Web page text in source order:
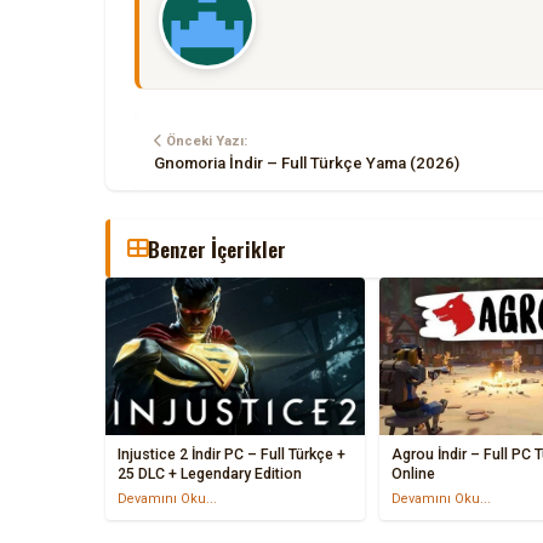
Önceki Yazı:
Gnomoria İndir – Full Türkçe Yama (2026)
Benzer İçerikler
Injustice 2 İndir PC – Full Türkçe +
25 DLC + Legendary Edition
Devamını Oku...
Agrou İndir – Full PC
Online
Devamını Oku...